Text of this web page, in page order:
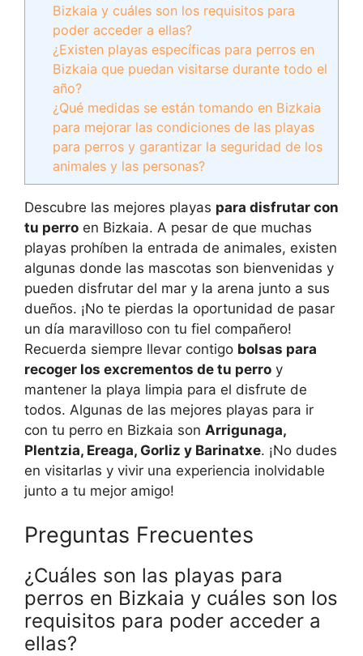
Bizkaia y cuáles son los requisitos para
poder acceder a ellas?
¿Existen playas específicas para perros en
Bizkaia que puedan visitarse durante todo el
año?
¿Qué medidas se están tomando en Bizkaia
para mejorar las condiciones de las playas
para perros y garantizar la seguridad de los
animales y las personas?
Descubre las mejores playas para disfrutar con
tu perro en Bizkaia. A pesar de que muchas
playas prohíben la entrada de animales, existen
algunas donde las mascotas son bienvenidas y
pueden disfrutar del mar y la arena junto a sus
dueños. ¡No te pierdas la oportunidad de pasar
un día maravilloso con tu fiel compañero!
Recuerda siempre llevar contigo bolsas para
recoger los excrementos de tu perro y
mantener la playa limpia para el disfrute de
todos. Algunas de las mejores playas para ir
con tu perro en Bizkaia son Arrigunaga,
Plentzia, Ereaga, Gorliz y Barinatxe. ¡No dudes
en visitarlas y vivir una experiencia inolvidable
junto a tu mejor amigo!
Preguntas Frecuentes
¿Cuáles son las playas para
perros en Bizkaia y cuáles son los
requisitos para poder acceder a
ellas?